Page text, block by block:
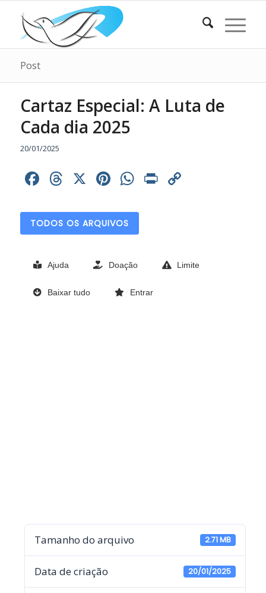
Post
Cartaz Especial: A Luta de
Cada dia 2025
20/01/2025
Facebook
Threads
X Pinterest
WhatsApp
Print
TODOS OS ARQUIVOS
Ajuda Doação Limite
Baixar tudo Entrar
Tamanho do arquivo 2.71 MB
Data de criação 20/01/2025